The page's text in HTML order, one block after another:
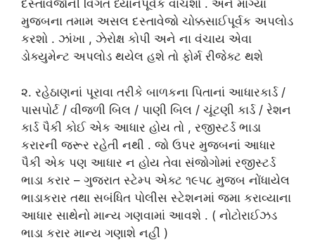
દસ્તાવેજોની વિગત ધ્યાનપૂર્વક વાંચશો . અને માગ્યા
મુજબના તમામ અસલ દસ્તાવેજો ચોક્કસાઈપૂર્વક અપલોડ
કરશો . ઝાંખા , ઝેરોક્ષ કોપી અને ના વંચાય એવા
ડોક્યુમેન્ટ અપલોડ થયેલ હશે તો ફોર્મ રીજેક્ટ થશે
૨. રહેઠાણનાં પૂરાવા તરીકે બાળકના પિતાનાં આધારકાર્ડ /
પાસપોર્ટ / વીજળી બિલ / પાણી બિલ / ચૂંટણી કાર્ડ / રેશન
કાર્ડ પૈકી કોઈ એક આધાર હોય તો , રજીસ્ટર્ડ ભાડા
કરારની જરૂર રહેતી નથી . જો ઉપર મુજબનાં આધાર
પૈકી એક પણ આધાર ન હોય તેવા સંજોગોમાં રજીસ્ટર્ડ
ભાડા કરાર – ગુજરાત સ્ટેમ્પ એક્ટ ૧૯૫૮ મુજબ નોંધાયેલ
ભાડાકરાર તથા સબંધિત પોલીસ સ્ટેશનમાં જમા કરાવ્યાના
આધાર સાથેનો માન્ય ગણવામાં આવશે . ( નોટોરાઈઝડ
ભાડા કરાર માન્ય ગણાશે નહીં )